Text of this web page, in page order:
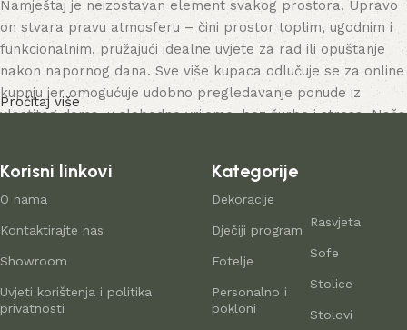
Namještaj je neizostavan element svakog prostora. Upravo
on stvara pravu atmosferu – čini prostor toplim, ugodnim i
funkcionalnim, pružajući idealne uvjete za rad ili opuštanje
nakon napornog dana. Sve više kupaca odlučuje se za online
kupnju jer omogućuje udobno pregledavanje ponude iz
vlastitog doma, u slobodno vrijeme, bez žurbe i stresa. Naša
Proizvodnja namještaja kao suvremena
umjetnost
Proizvođači namještaja i kućnih dodataka danas nude široku
paletu proizvoda: od standardnih komada do unikatnog
namještaja iz radionica vrhunskih majstora – savršenih za
Pročitaj više
Korisni linkovi
O nama
Kontaktirajte nas
Showroom
Uvjeti korištenja i politika
privatnosti
Kategorije
Dekoracije
Dječiji program
Fotelje
Personalno i
pokloni
Rasvjeta
Sofe
Stolice
Stolovi